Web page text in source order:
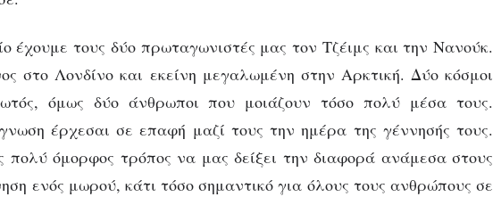
έχουμε τους δύο πρωταγωνιστές μας τον Τζέιμς και την Νανούκ.
στο Λονδίνο και εκείνη μεγαλωμένη στην Αρκτική. Δύο κόσμοι
όμως δύο άνθρωποι που μοιάζουν τόσο πολύ μέσα τους.
έρχεσαι σε επαφή μαζί τους την ημέρα της γέννησής τους.
όμορφος τρόπος να μας δείξει την διαφορά ανάμεσα στους
ενός μωρού, κάτι τόσο σημαντικό για όλους τους ανθρώπους σε